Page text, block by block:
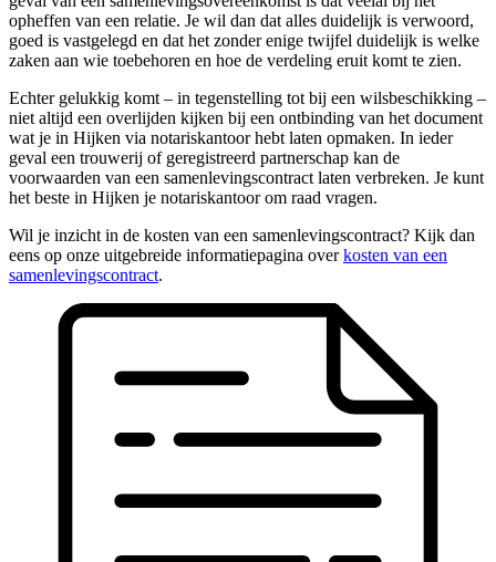
opheffen van een relatie. Je wil dan dat alles duidelijk is verwoord,
goed is vastgelegd en dat het zonder enige twijfel duidelijk is welke
zaken aan wie toebehoren en hoe de verdeling eruit komt te zien.
Echter gelukkig komt – in tegenstelling tot bij een wilsbeschikking –
niet altijd een overlijden kijken bij een ontbinding van het document
wat je in Hijken via notariskantoor hebt laten opmaken. In ieder
geval een trouwerij of geregistreerd partnerschap kan de
voorwaarden van een samenlevingscontract laten verbreken. Je kunt
het beste in Hijken je notariskantoor om raad vragen.
Wil je inzicht in de kosten van een samenlevingscontract? Kijk dan
eens op onze uitgebreide informatiepagina overkosten van een
samenlevingscontract.